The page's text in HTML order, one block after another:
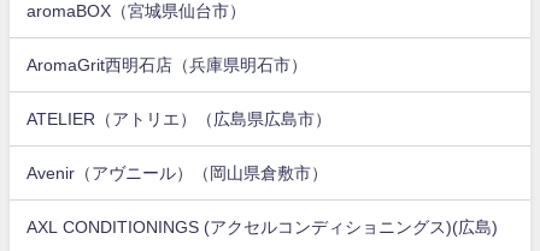
aromaBOX（宮城県仙台市）
AromaGrit西明石店（兵庫県明石市）
ATELIER（アトリエ）（広島県広島市）
Avenir（アヴニール）（岡山県倉敷市）
AXL CONDITIONINGS (アクセルコンディショニングス)(広島)